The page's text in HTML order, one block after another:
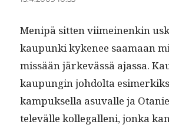
Menipä sit­ten viimeinenkin
kaupun­ki kyke­nee saa­maan
mis­sään järkevässä ajas­sa.
kaupun­gin johdol­ta
kam­puk­sel­la asu­valle ja
televälle kol­le­gal­leni, jon­ka